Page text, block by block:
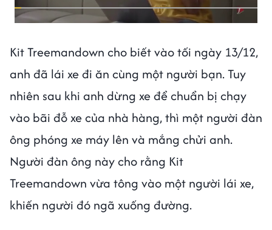
Kit Treemandown cho biết vào tối ngày 13/12,
anh đã lái xe đi ăn cùng một người bạn. Tuy
nhiên sau khi anh dừng xe để chuẩn bị chạy
vào bãi đỗ xe của nhà hàng, thì một người đàn
ông phóng xe máy lên và mắng chửi anh.
Người đàn ông này cho rằng Kit
Treemandown vừa tông vào một người lái xe,
khiến người đó ngã xuống đường.